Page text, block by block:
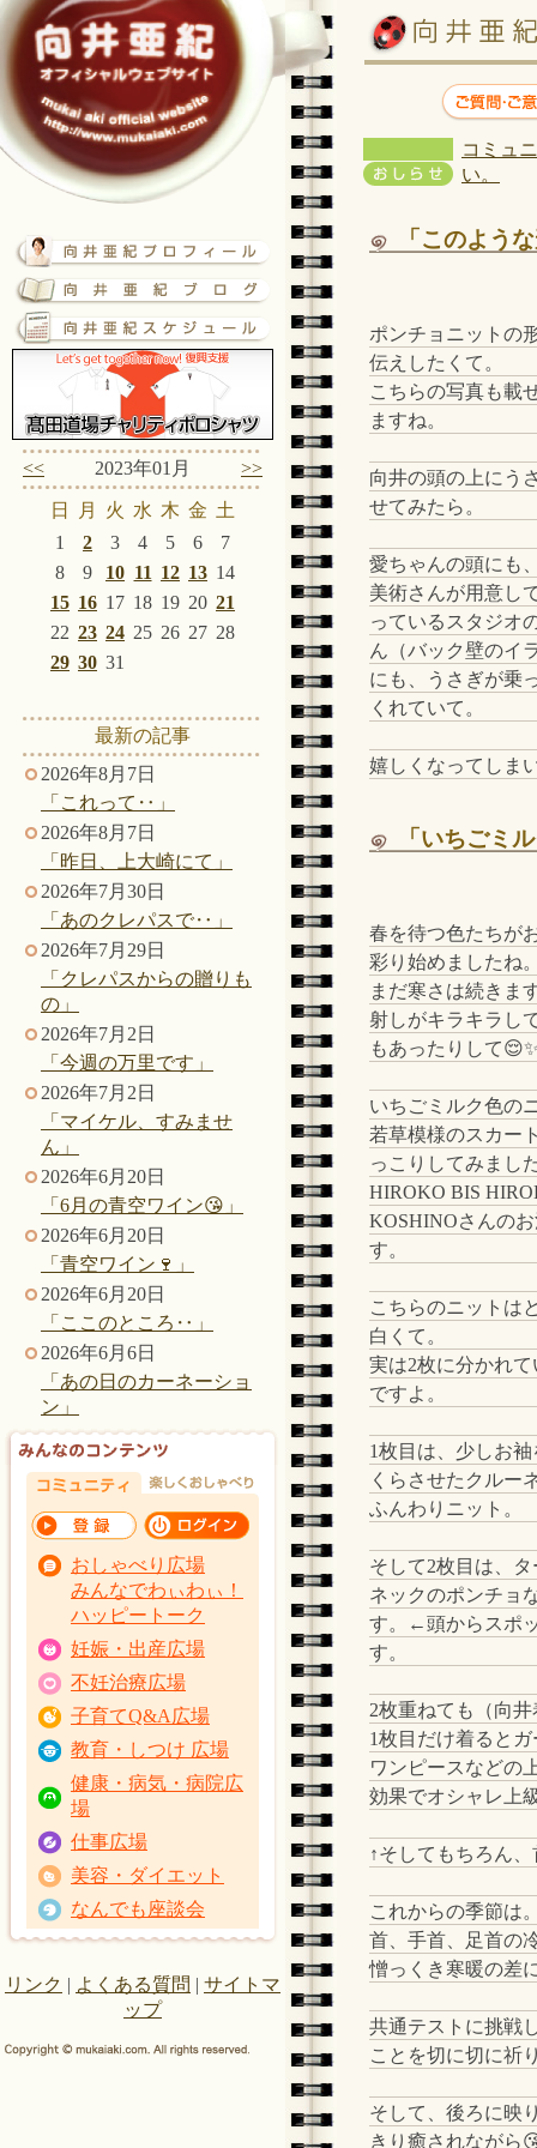
<< 2023年01月 >>
日 月 火 水 木 金 土
1
2 3 4 5 6
7
8
9 10 11 12 13 14
15 16 17 18 19 20 21
22 23 24 25 26 27 28
29 30 31
最新の記事
2026年8月7日
「これって‥」
2026年8月7日
「昨日、上大崎にて」
2026年7月30日
「あのクレパスで‥」
2026年7月29日
「クレパスからの贈りも
の」
2026年7月2日
「今週の万里です」
2026年7月2日
「マイケル、すみませ
ん」
2026年6月20日
「6月の青空ワイン😘」
2026年6月20日
「青空ワイン🍷」
2026年6月20日
「ここのところ‥」
2026年6月6日
「あの日のカーネーショ
ン」
おしゃべり広場
みんなでわぃわぃ！
ハッピートーク
妊娠・出産広場
不妊治療広場
子育てQ&A広場
教育・しつけ 広場
健康・病気・病院広
場
仕事広場
美容・ダイエット
なんでも座談会
リンク | よくある質問 | サイトマ
ップ
コミュ
い。
「このよう
ポンチョニットの
伝えしたくて。
こちらの写真も載
ますね。
向井の頭の上にう
せてみたら。
愛ちゃんの頭にも
美術さんが用意し
っているスタジオ
ん（バック壁のイ
にも、うさぎが乗
くれていて。
嬉しくなってしま
「いちごミ
春を待つ色たちが
彩り始めましたね
まだ寒さは続きま
射しがキラキラし
もあったりして
いちごミルク色の
若草模様のスカー
っこりしてみまし
HIROKO BIS
KOSHINOさんの
す。
こちらのニットは
白くて。
実は2枚に分かれて
ですよ。
1枚目は、少しお
くらさせたクルー
ふんわりニット。
そして2枚目は、
ネックのポンチョ
す。←頭からスポ
す。
2枚重ねても（向
1枚目だけ着ると
ワンピースなどの
効果でオシャレ上
↑そしてもちろん
これからの季節は
首、手首、足首の
憎っくき寒暖の差
共通テストに挑戦
ことを切に切に祈
そして、後ろに映
きり癒されながら